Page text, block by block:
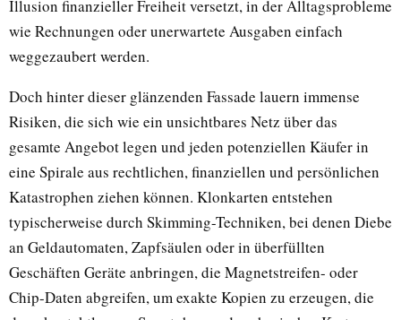
Illusion finanzieller Freiheit versetzt, in der Alltagsprobleme
wie Rechnungen oder unerwartete Ausgaben einfach
weggezaubert werden.
Doch hinter dieser glänzenden Fassade lauern immense
Risiken, die sich wie ein unsichtbares Netz über das
gesamte Angebot legen und jeden potenziellen Käufer in
eine Spirale aus rechtlichen, finanziellen und persönlichen
Katastrophen ziehen können. Klonkarten entstehen
typischerweise durch Skimming-Techniken, bei denen Diebe
an Geldautomaten, Zapfsäulen oder in überfüllten
Geschäften Geräte anbringen, die Magnetstreifen- oder
Chip-Daten abgreifen, um exakte Kopien zu erzeugen, die